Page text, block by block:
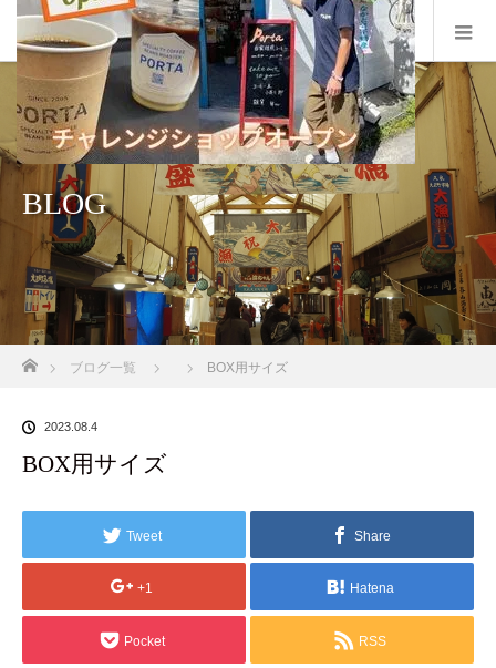
BLOG
ブログ一覧 BOX用サイズ
2023.08.4
BOX用サイズ
Tweet Share
+1 Hatena
Pocket RSS